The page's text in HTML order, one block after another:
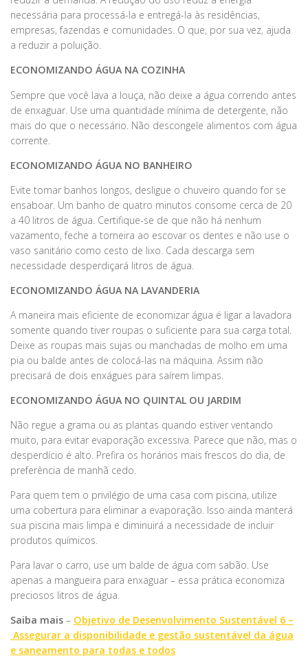
necessária para processá-la e entregá-la às residências,
empresas, fazendas e comunidades. O que, por sua vez, ajuda
a reduzir a poluição.
ECONOMIZANDO ÁGUA NA COZINHA
Sempre que você lava a louça, não deixe a água correndo antes
de enxaguar. Use uma quantidade mínima de detergente, não
mais do que o necessário. Não descongele alimentos com água
corrente.
ECONOMIZANDO ÁGUA NO BANHEIRO
Evite tomar banhos longos, desligue o chuveiro quando for se
ensaboar. Um banho de quatro minutos consome cerca de 20
a 40 litros de água. Certifique-se de que não há nenhum
vazamento, feche a torneira ao escovar os dentes e não use o
vaso sanitário como cesto de lixo. Cada descarga sem
necessidade desperdiçará litros de água.
ECONOMIZANDO ÁGUA NA LAVANDERIA
A maneira mais eficiente de economizar água é ligar a lavadora
somente quando tiver roupas o suficiente para sua carga total.
Deixe as roupas mais sujas ou manchadas de molho em uma
pia ou balde antes de colocá-las na máquina. Assim não
precisará de dois enxágues para saírem limpas.
ECONOMIZANDO ÁGUA NO QUINTAL OU JARDIM
Não regue a grama ou as plantas quando estiver ventando
muito, para evitar evaporação excessiva. Parece que não, mas o
desperdício é alto. Prefira os horários mais frescos do dia, de
preferência de manhã cedo.
Para quem tem o privilégio de uma casa com piscina, utilize
uma cobertura para eliminar a evaporação. Isso ainda manterá
sua piscina mais limpa e diminuirá a necessidade de incluir
produtos químicos.
Para lavar o carro, use um balde de água com sabão. Use
apenas a mangueira para enxaguar – essa prática economiza
preciosos litros de água.
Saiba mais – Objetivo de Desenvolvimento Sustentável 6 –
Assegurar a disponibilidade e gestão sustentável da água
e saneamento para todas e todos